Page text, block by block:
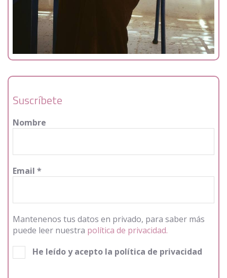
Suscríbete
Nombre
Email *
Mantenenos tus datos en privado, para saber más
puede leer nuestra política de privacidad.
He leído y acepto la política de privacidad